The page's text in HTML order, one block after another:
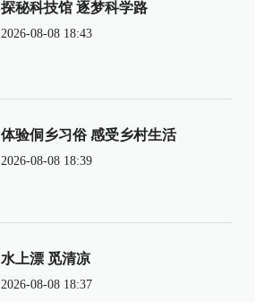
探秘科技馆 逐梦科学路
2026-08-08 18:43
体验侗乡习俗 感受乡村生活
2026-08-08 18:39
水上漂 觅清凉
2026-08-08 18:37